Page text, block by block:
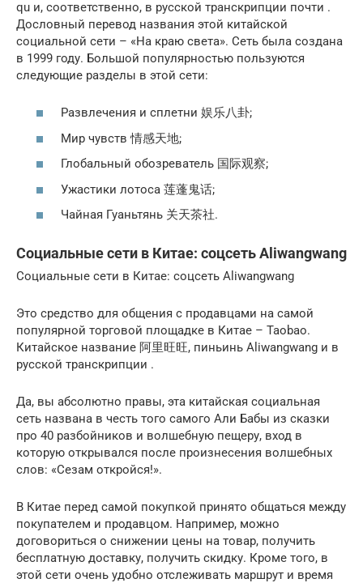
qu и, соответственно, в русской транскрипции почти .
Дословный перевод названия этой китайской
социальной сети – «На краю света». Сеть была создана
в 1999 году. Большой популярностью пользуются
следующие разделы в этой сети:
Развлечения и сплетни 娱乐八卦;
Мир чувств 情感天地;
Глобальный обозреватель 国际观察;
Ужастики лотоса 莲蓬鬼话;
Чайная Гуаньтянь 关天茶社.
Социальные сети в Китае: соцсеть Aliwangwang
Социальные сети в Китае: соцсеть Aliwangwang
Это средство для общения с продавцами на самой
популярной торговой площадке в Китае – Taobao.
Китайское название 阿里旺旺, пиньинь Aliwangwang и в
русской транскрипции .
Да, вы абсолютно правы, эта китайская социальная
сеть названа в честь того самого Али Бабы из сказки
про 40 разбойников и волшебную пещеру, вход в
которую открывался после произнесения волшебных
слов: «Сезам откройся!».
В Китае перед самой покупкой принято общаться между
покупателем и продавцом. Например, можно
договориться о снижении цены на товар, получить
бесплатную доставку, получить скидку. Кроме того, в
этой сети очень удобно отслеживать маршрут и время